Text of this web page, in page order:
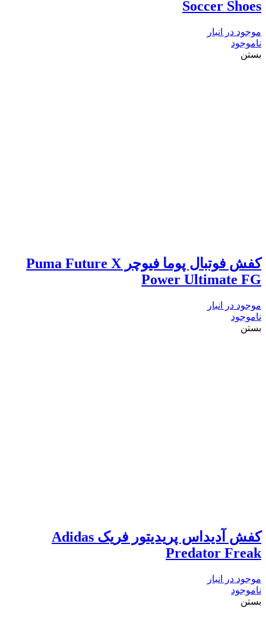
Soccer Shoes
موجود در انبار
ناموجود
بستن
کفش فوتبال پوما فیوچر Puma Future X
Power Ultimate FG
موجود در انبار
ناموجود
بستن
کفش آدیداس پریدیتور فریک Adidas
Predator Freak
موجود در انبار
ناموجود
بستن